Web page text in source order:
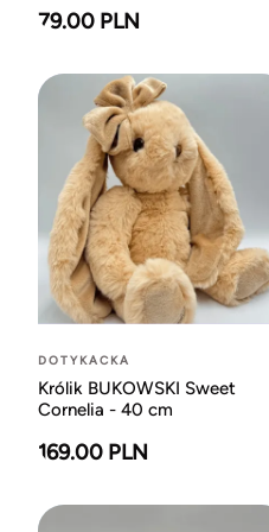
79.00 PLN
DOTYKACKA
Królik BUKOWSKI Sweet
Cornelia - 40 cm
169.00 PLN